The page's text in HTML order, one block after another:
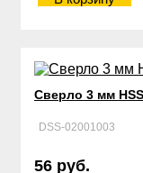
Сверло 3 мм
DSS-02001003
56 руб.